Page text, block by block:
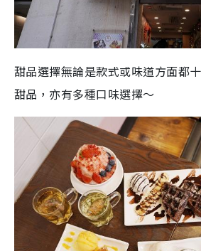
甜品選擇無論是款式或味道方面都
甜品，亦有多種口味選擇～